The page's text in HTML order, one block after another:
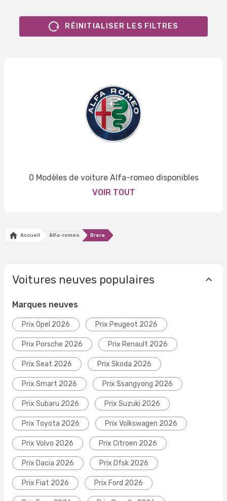
RÉINITIALISER LES FILTRES
0 Modèles de voiture Alfa-romeo disponibles
VOIR TOUT
Accueil Alfa-romeo Brera
Voitures neuves populaires
Marques neuves
Prix Opel 2026 Prix Peugeot 2026
Prix Porsche 2026 Prix Renault 2026
Prix Seat 2026 Prix Skoda 2026
Prix Smart 2026 Prix Ssangyong 2026
Prix Subaru 2026 Prix Suzuki 2026
Prix Toyota 2026 Prix Volkswagen 2026
Prix Volvo 2026 Prix Citroen 2026
Prix Dacia 2026 Prix Dfsk 2026
Prix Fiat 2026 Prix Ford 2026